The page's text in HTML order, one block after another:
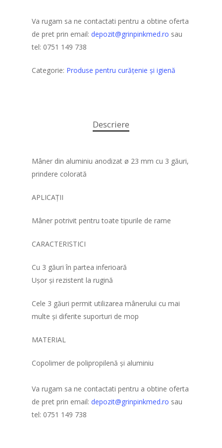
Va rugam sa ne contactati pentru a obtine oferta
de pret prin email: depozit@grinpinkmed.ro sau
tel: 0751 149 738
Categorie: Produse pentru curățenie şi igienă
Descriere
Mâner din aluminiu anodizat ø 23 mm cu 3 găuri,
prindere colorată
APLICAȚII
Mâner potrivit pentru toate tipurile de rame
CARACTERISTICI
Cu 3 găuri în partea inferioară
Ușor și rezistent la rugină
Cele 3 găuri permit utilizarea mânerului cu mai
multe și diferite suporturi de mop
MATERIAL
Copolimer de polipropilenă și aluminiu
Va rugam sa ne contactati pentru a obtine oferta
de pret prin email: depozit@grinpinkmed.ro sau
tel: 0751 149 738
Dizpozitive medicale
Curatenie si igiena
Mese spital
Parteneri